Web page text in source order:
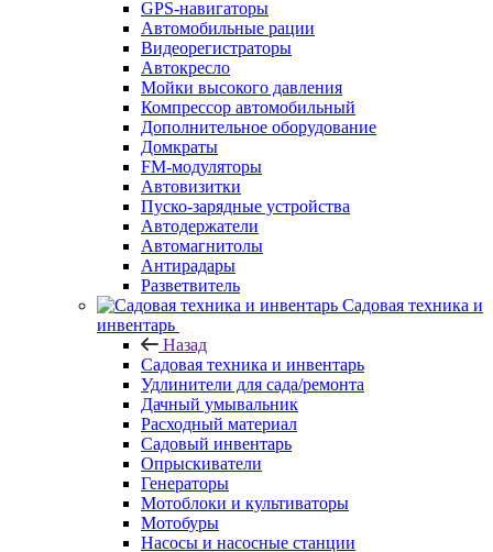
GPS-навигаторы
Автомобильные рации
Видеорегистраторы
Автокресло
Мойки высокого давления
Компрессор автомобильный
Дополнительное оборудование
Домкраты
FM-модуляторы
Автовизитки
Пуско-зарядные устройства
Автодержатели
Автомагнитолы
Антирадары
Разветвитель
Садовая техника и
инвентарь
Назад
Садовая техника и инвентарь
Удлинители для сада/ремонта
Дачный умывальник
Расходный материал
Садовый инвентарь
Опрыскиватели
Генераторы
Мотоблоки и культиваторы
Мотобуры
Насосы и насосные станции